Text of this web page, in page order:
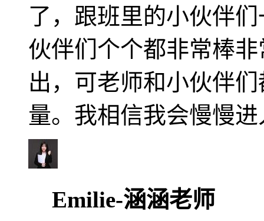
了，跟班里的小伙伴
伙伴们个个都非常棒
出，可老师和小伙伴
量。我相信我会慢慢
Emilie-涵涵老师